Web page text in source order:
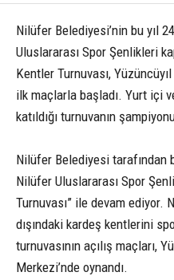
Nilüfer Belediyesi’nin bu yıl
Uluslararası Spor Şenlikleri
Kentler Turnuvası,
ilk maçlarla başladı. Yurt içi
katıldığı turnuvanın
Nilüfer Belediyesi tarafından
Nilüfer Uluslararası Spor
Turnuvası” ile devam ediyor.
dışındaki kardeş kentlerini
turnuvasının açılış maçları,
Merkezi’nde oynandı.